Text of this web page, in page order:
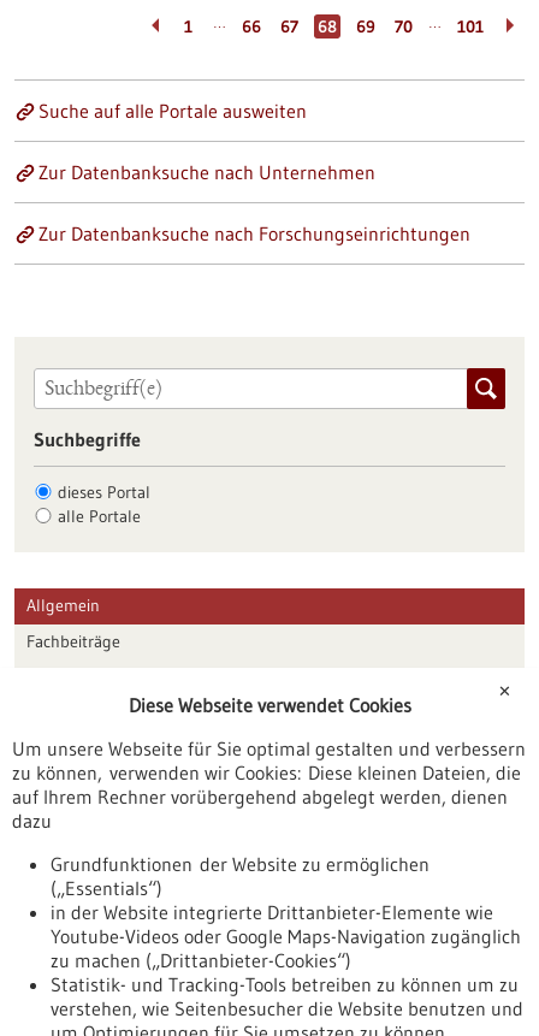
1 … 66 67 68 69 70 … 101
Suche auf alle Portale ausweiten
Zur Datenbanksuche nach Unternehmen
Zur Datenbanksuche nach Forschungseinrichtungen
Suchbegriffe
dieses Portal
alle Portale
Allgemein
Fachbeiträge
Veranstaltungen
Erscheinungsdatum
Nach oben
✕
Diese Webseite verwendet Cookies
Um unsere Webseite für Sie optimal gestalten und verbessern
zu können, verwenden wir Cookies: Diese kleinen Dateien, die
auf Ihrem Rechner vorübergehend abgelegt werden, dienen
dazu
Grundfunktionen der Website zu ermöglichen
(„Essentials“)
in der Website integrierte Drittanbieter-Elemente wie
Youtube-Videos oder Google Maps-Navigation zugänglich
zu machen („Drittanbieter-Cookies“)
Statistik- und Tracking-Tools betreiben zu können um zu
verstehen, wie Seitenbesucher die Website benutzen und